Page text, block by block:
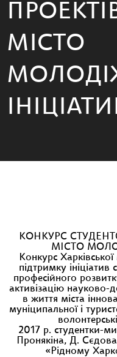
МІСТО
КОНКУРС
МІСТО
Конкурс
підтримку
професійного
активізацію науково-
в життя міста
муніципальної і
2017 р. студентки-
Пронякіна, Д.
«Рідному